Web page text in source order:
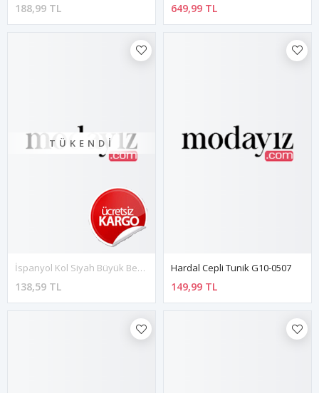
188,99 TL 649,99 TL
TÜKENDI
İspanyol Kol Siyah Büyük Beden Tunik 21B-1603
138,59 TL
Hardal Cepli Tunik G10-0507
149,99 TL